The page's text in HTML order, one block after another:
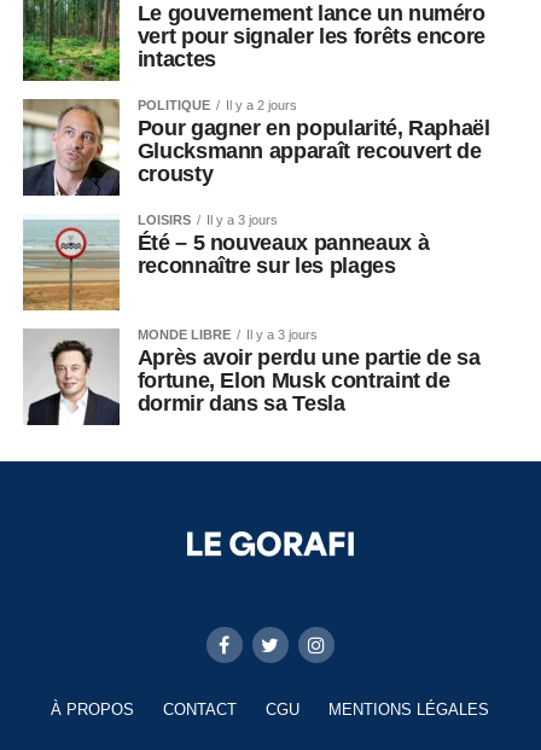
Le gouvernement lance un numéro
vert pour signaler les forêts encore
intactes
POLITIQUE Il y a 2 jours
Pour gagner en popularité, Raphaël
Glucksmann apparaît recouvert de
crousty
LOISIRS Il y a 3 jours
Été – 5 nouveaux panneaux à
reconnaître sur les plages
MONDE LIBRE Il y a 3 jours
Après avoir perdu une partie de sa
fortune, Elon Musk contraint de
dormir dans sa Tesla
À PROPOS CONTACT CGU MENTIONS LÉGALES